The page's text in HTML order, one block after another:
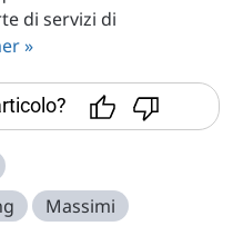
di servizi di
»
Massimi